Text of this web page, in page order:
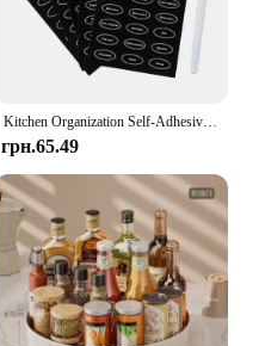
Kitchen Organization Self-Adhesive Waterproof Chalkboard Decal Russian Pantry Labels With Marker Pen Spice Jar Stickers
грн.65.49